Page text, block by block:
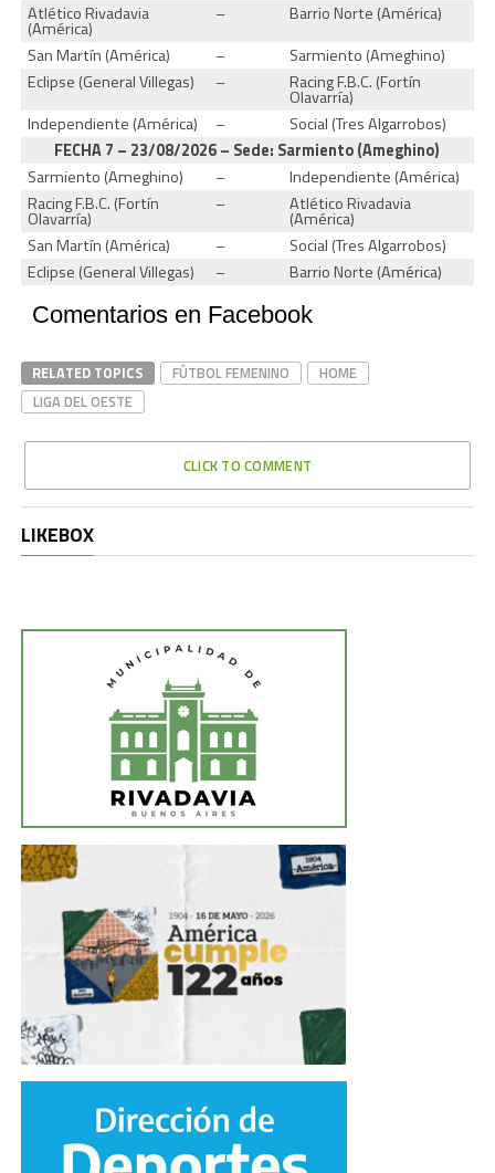
Atlético Rivadavia
(América)
–
Barrio Norte (América)
San Martín (América)
–
Sarmiento (Ameghino)
Eclipse (General Villegas)
– Racing F.B.C. (Fortín
Olavarría)
Independiente (América)
–
Social (Tres Algarrobos)
FECHA 7 – 23/08/2026 – Sede: Sarmiento (Ameghino)
Sarmiento (Ameghino)
–
Independiente (América)
Racing F.B.C. (Fortín
Olavarría)
– Atlético Rivadavia
(América)
San Martín (América)
–
Social (Tres Algarrobos)
Eclipse (General Villegas)
– Barrio Norte (América)
Comentarios en Facebook
RELATED TOPICS FÚTBOL FEMENINO
HOME
LIGA DEL OESTE
CLICK TO COMMENT
LIKEBOX